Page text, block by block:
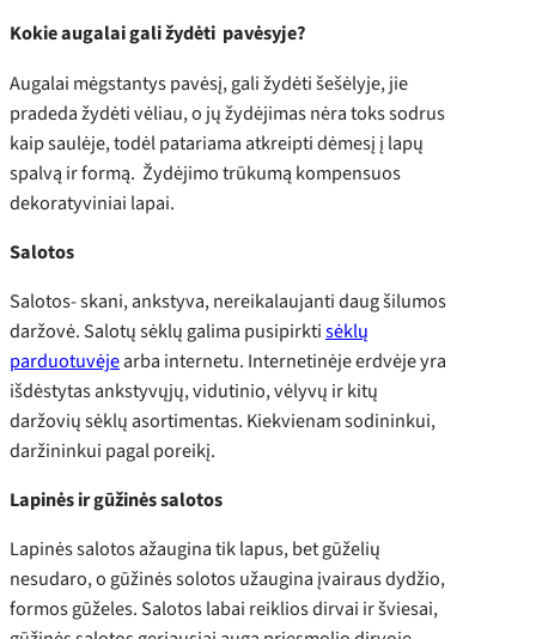
Kokie augalai gali žydėti pavėsyje?
Augalai mėgstantys pavėsį, gali žydėti šešėlyje, jie
pradeda žydėti vėliau, o jų žydėjimas nėra toks sodrus
kaip saulėje, todėl patariama atkreipti dėmesį į lapų
spalvą ir formą. Žydėjimo trūkumą kompensuos
dekoratyviniai lapai.
Salotos
Salotos- skani, ankstyva, nereikalaujanti daug šilumos
daržovė. Salotų sėklų galima pusipirktisėklų
parduotuvėjearba internetu. Internetinėje erdvėje yra
išdėstytas ankstyvųjų, vidutinio, vėlyvų ir kitų
daržovių sėklų asortimentas. Kiekvienam sodininkui,
daržininkui pagal poreikį.
Lapinės ir gūžinės salotos
Lapinės salotos ažaugina tik lapus, bet gūželių
nesudaro, o gūžinės solotos užaugina įvairaus dydžio,
formos gūželes. Salotos labai reiklios dirvai ir šviesai,